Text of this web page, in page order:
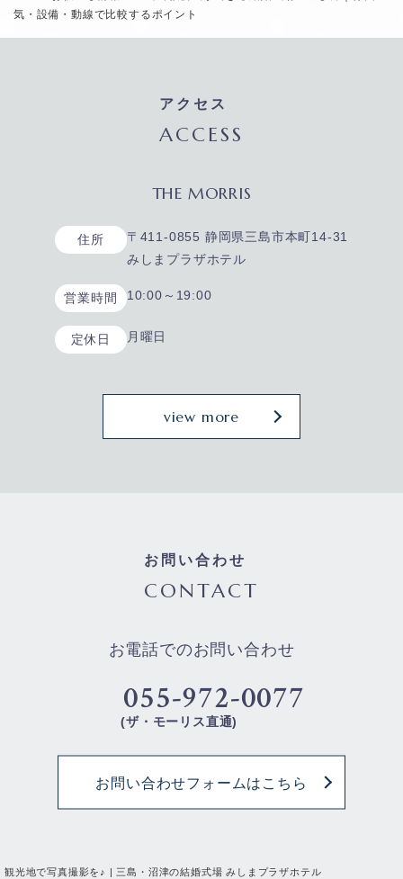
観光地で写真撮影を♪ | 三島・沼津の結婚式場 みしまプラザホテル
気・設備・動線で比較するポイント
アクセス
ACCESS
THE MORRIS
住所
〒411-0855 静岡県三島市本町14-31
みしまプラザホテル
営業時間 10:00～19:00
定休日 月曜日
view more
お問い合わせ
CONTACT
お電話でのお問い合わせ
055-972-0077
(ザ・モーリス直通)
お問い合わせフォームはこちら